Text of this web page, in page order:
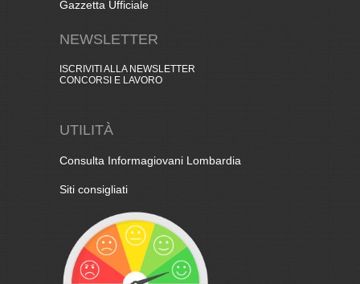
Gazzetta Ufficiale
NEWSLETTER
ISCRIVITI ALLA NEWSLETTER
CONCORSI E LAVORO
UTILITÀ
Consulta Informagiovani Lombardia
Siti consigliati